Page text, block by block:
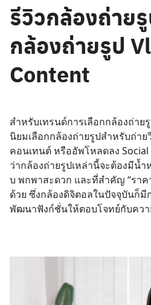
รีวิวกล้องถ่าย
กล้องถ่ายรูป
Content
สำหรับเทรนด์การเลือกกล้องถ่า
นิยมเลือกกล้องถ่ายรูปสำหรับถ่าย
คอนเทนต์ หรืออัพโหลดลง
ว่ากล้องถ่ายรูปเหล่านี้จะต้องมีน้
บ พกพาสะดวก และที่สำคัญ “ราค
ด้วย ซึ่งกล้องดิจิตอลในปัจจุบันก็
พัฒนาฟังก์ชั่นให้ตอบโจทย์กับควา